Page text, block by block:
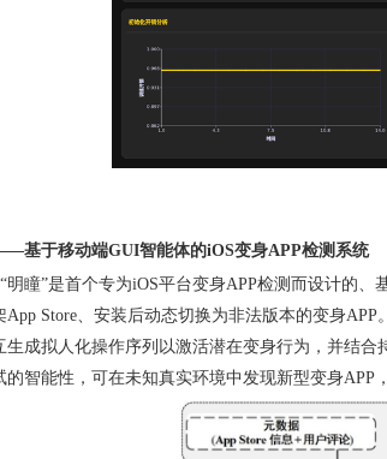
基于移动端GUI智能体的iOS变身APP检测系统
“明瞳”是首个专为iOS平台变身APP检测而设计的、
App Store 、安装后动态切换为非法版本的变身APP
生成拟人化操作序列以激活潜在变身行为，并结
的智能性，可在未知真实环境中发现新型变身APP